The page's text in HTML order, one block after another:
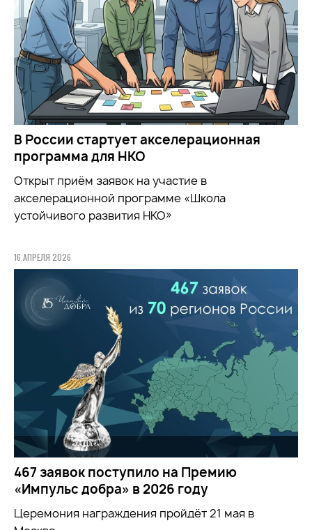
В России стартует акселерационная
программа для НКО
Открыт приём заявок на участие в
акселерационной программе «Школа
устойчивого развития НКО»
16 АПРЕЛЯ 2026
467 заявок поступило на Премию
«Импульс добра» в 2026 году
Церемония награждения пройдёт 21 мая в